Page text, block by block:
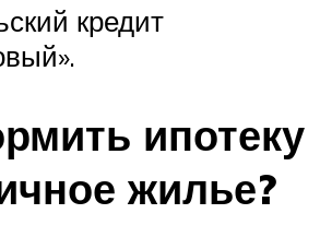
кредит
ипотеку
жилье?